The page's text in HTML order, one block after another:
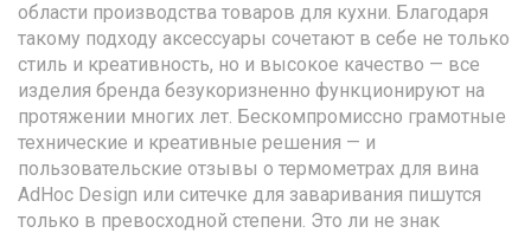
области производства товаров для кухни. Благодаря
такому подходу аксессуары сочетают в себе не только
стиль и креативность, но и высокое качество — все
изделия бренда безукоризненно функционируют на
протяжении многих лет. Бескомпромиссно грамотные
технические и креативные решения — и
пользовательские отзывы о термометрах для вина
AdHoc Design или ситечке для заваривания пишутся
только в превосходной степени. Это ли не знак